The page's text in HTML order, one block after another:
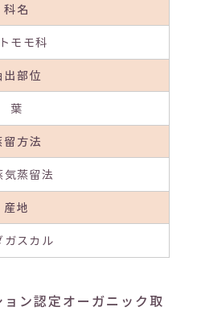
科名
モモ科
出部位
葉
留方法
気蒸留法
産地
ガスカル
ン認定オーガニック取